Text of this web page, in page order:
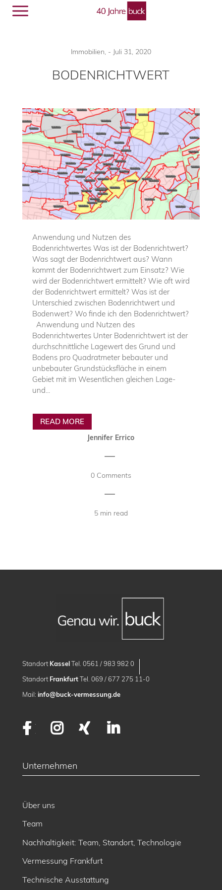
Immobilien, - Juli 31, 2020
BODENRICHTWERT
Anwendung und Nutzen des
Bodenrichtwertes Was ist der Bodenrichtwert?
Was sagt der Bodenrichtwert aus? Wann
kommt der Bodenrichtwert zum Einsatz? Wie
wird der Bodenrichtwert ermittelt? Wie oft wird
der Bodenrichtwert ermittelt? Was ist der
Unterschied zwischen Bodenrichtwert und
Bodenwert? Wo finde ich den Bodenrichtwert?
Anwendung und Nutzen des
Bodenrichtwertes Unter Bodenrichtwert ist der
durchschnittliche Lagewert des Grund und
Bodens pro Quadratmeter bebauter und
unbebauter Grundstücksfläche in einem
Gebiet mit im Wesentlichen gleichen Lage-
und...
READ MORE
Jennifer Errico
|
0 Comments
|
5 min read
Standort KasselTel. 0561 / 983 982 0
Standort FrankfurtTel. 069 / 677 275 11-0
Mail: info@buck-vermessung.de
FacebookInstagram
XING
Unternehmen
Über uns
Team
Nachhaltigkeit: Team, Standort, Technologie
Vermessung Frankfurt
Technische Ausstattung